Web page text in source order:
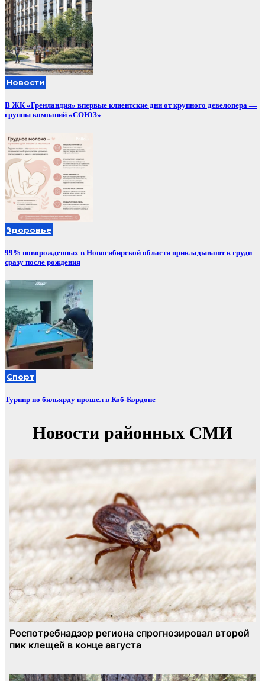
Новости
В ЖК «Гренландия» впервые клиентские дни от крупного девелопера —
группы компаний «СОЮЗ»
Здоровье
99% новорожденных в Новосибирской области прикладывают к груди
сразу после рождения
Спорт
Турнир по бильярду прошел в Коб-Кордоне